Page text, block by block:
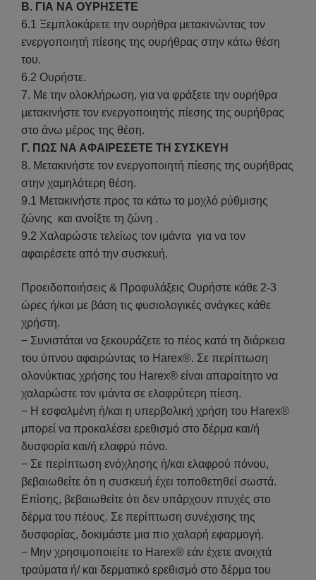
Β. ΓΙΑ ΝΑ ΟΥΡΗΣΕΤΕ
6.1 Ξεμπλοκάρετε την ουρήθρα μετακινώντας τον
ενεργοποιητή πίεσης της ουρήθρας στην κάτω θέση
του.
6.2 Ουρήστε.
7. Με την ολοκλήρωση, για να φράξετε την ουρήθρα
μετακινήστε τον ενεργοποιητής πίεσης της ουρήθρας
στο άνω μέρος της θέση.
Γ. ΠΩΣ ΝΑ ΑΦΑΙΡΕΣΕΤΕ ΤΗ ΣΥΣΚΕΥΗ
8. Μετακινήστε τον ενεργοποιητή πίεσης της ουρήθρας
στην χαμηλότερη θέση.
9.1 Μετακινήστε προς τα κάτω το μοχλό ρύθμισης
ζώνης και ανοίξτε τη ζώνη .
9.2 Χαλαρώστε τελείως τον ιμάντα για να τον
αφαιρέσετε από την συσκευή.
Προειδοποιήσεις & Προφυλάξεις Ουρήστε κάθε 2-3
ώρες ή/και με βάση τις φυσιολογικές ανάγκες κάθε
χρήστη.
− Συνιστάται να ξεκουράζετε το πέος κατά τη διάρκεια
του ύπνου αφαιρώντας το Harex®. Σε περίπτωση
ολονύκτιας χρήσης του Harex® είναι απαραίτητο να
χαλαρώστε τον ιμάντα σε ελαφρύτερη πίεση.
− Η εσφαλμένη ή/και η υπερβολική χρήση του Harex®
μπορεί να προκαλέσει ερεθισμό στο δέρμα και/ή
δυσφορία και/ή ελαφρύ πόνο.
− Σε περίπτωση ενόχλησης ή/και ελαφρού πόνου,
βεβαιωθείτε ότι η συσκευή έχει τοποθετηθεί σωστά.
Επίσης, βεβαιωθείτε ότι δεν υπάρχουν πτυχές στο
δέρμα του πέους. Σε περίπτωση συνέχισης της
δυσφορίας, δοκιμάστε μια πιο χαλαρή εφαρμογή.
− Μην χρησιμοποιείτε το Harex® εάν έχετε ανοιχτά
τραύματα ή/ και δερματικό ερεθισμό στο δέρμα του